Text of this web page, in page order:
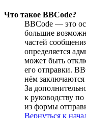
Что такое BBCode?
BBCode — это
большие
частей
определяется
может быть
его отправки.
нём
За
к руководству
из формы
Вернуться к